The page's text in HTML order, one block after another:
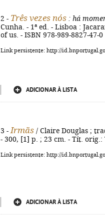
2 - Três vezes nós : há
Cunha. - 1ª ed. - Lisboa :
of us. - ISBN 978-989-8827-47-0
Link persistente: http://
ADICIONAR À LISTA
3 - Irmãs / Claire Douglas ;
- 300, [1] p. ; 23 cm. - Tít. orig.:
Link persistente: http://
ADICIONAR À LISTA